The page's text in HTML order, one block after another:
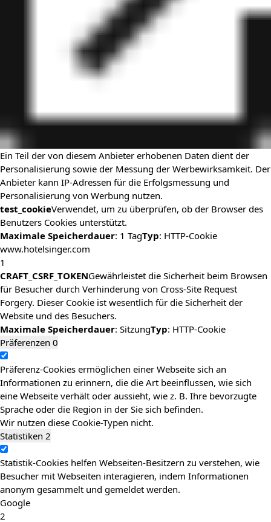
Ein Teil der von diesem Anbieter erhobenen Daten dient der
Personalisierung sowie der Messung der Werbewirksamkeit. Der
Anbieter kann IP-Adressen für die Erfolgsmessung und
Personalisierung von Werbung nutzen.
test_cookieVerwendet, um zu überprüfen, ob der Browser des
Benutzers Cookies unterstützt.
Maximale Speicherdauer: 1 TagTyp: HTTP-Cookie
www.hotelsinger.com
1
CRAFT_CSRF_TOKENGewährleistet die Sicherheit beim Browsen
für Besucher durch Verhinderung von Cross-Site Request
Forgery. Dieser Cookie ist wesentlich für die Sicherheit der
Website und des Besuchers.
Maximale Speicherdauer: SitzungTyp: HTTP-Cookie
Präferenzen 0
Präferenz-Cookies ermöglichen einer Webseite sich an
Informationen zu erinnern, die die Art beeinflussen, wie sich
eine Webseite verhält oder aussieht, wie z. B. Ihre bevorzugte
Sprache oder die Region in der Sie sich befinden.
Wir nutzen diese Cookie-Typen nicht.
Statistiken 2
Statistik-Cookies helfen Webseiten-Besitzern zu verstehen, wie
Besucher mit Webseiten interagieren, indem Informationen
anonym gesammelt und gemeldet werden.
Google
2